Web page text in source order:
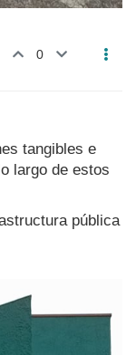
0
tangibles e
largo de estos
pública